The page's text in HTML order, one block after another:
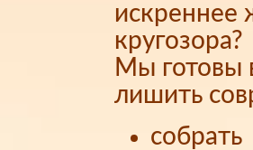
искреннее
кругозора?
Мы готовы
лишить